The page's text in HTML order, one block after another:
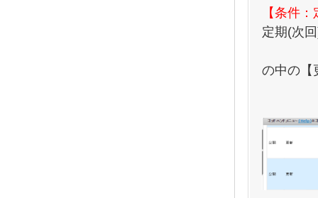
【条件
定期(次
の中の【